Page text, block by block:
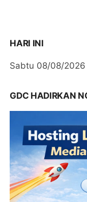
HARI INI
Sabtu 08/08/2026
GDC HADIRKAN